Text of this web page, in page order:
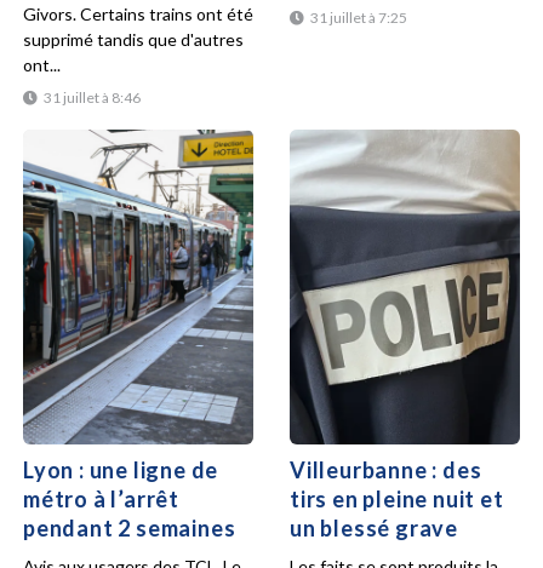
31 juillet à 8:46
Givors. Certains trains ont été
supprimé tandis que d'autres
ont...
31 juillet à 7:25
Lyon : une ligne de
métro à l’arrêt
pendant 2 semaines
Villeurbanne : des
tirs en pleine nuit et
un blessé grave